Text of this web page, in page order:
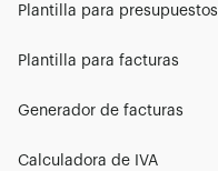
Plantilla para presupuestos
Plantilla para facturas
Generador de facturas
Calculadora de IVA